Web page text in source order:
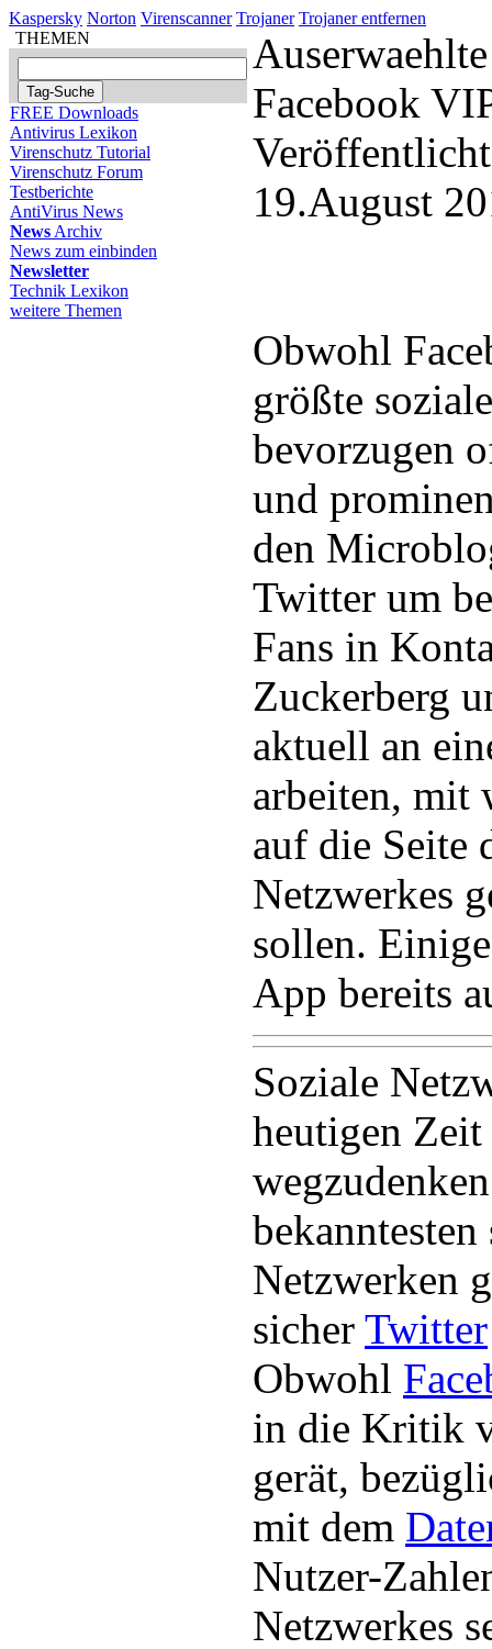
Kaspersky Norton Virenscanner Trojaner Trojaner entfernen
THEMEN
FREE Downloads
Antivirus Lexikon
Virenschutz Tutorial
Virenschutz Forum
Testberichte
AntiVirus News
News Archiv
News zum einbinden
Newsletter
Technik Lexikon
weitere Themen
Facebook
19.August
Obwohl
größte
bevorzugen
und
den
Twitter um
Fans in
Zuckerberg
aktuell an
arbeiten, mit
auf die Seite
Netzwerkes
sollen.
App bereits
Soziale
heutigen
bekanntesten
Netzwerken
sicher Twitter
Obwohl
in die Kritik
gerät,
mit dem
Nutzer-
Netzwerkes